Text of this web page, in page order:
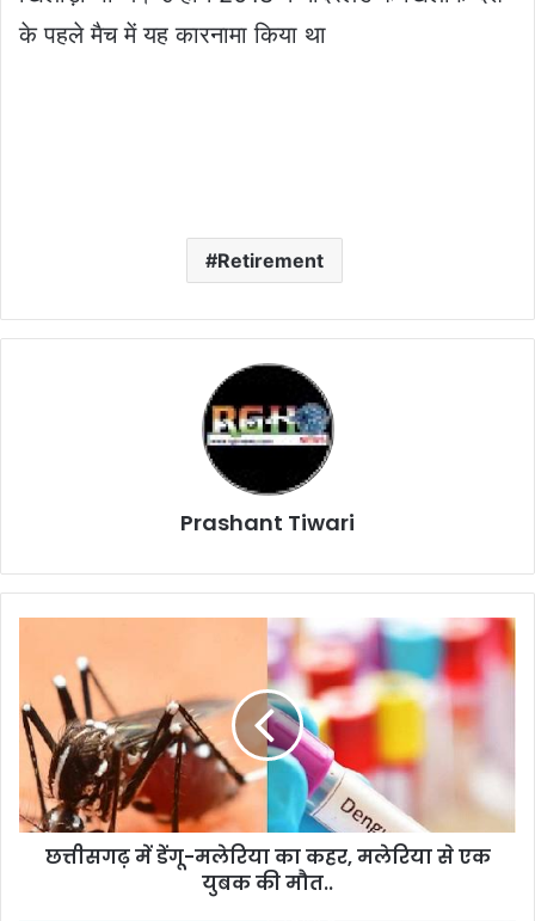
के पहले मैच में यह कारनामा किया था
Retirement
Prashant Tiwari
मलेरिया
का
कहर,
मलेरिया
से
एक
छत्तीसगढ़ में डेंगू-मलेरिया का कहर, मलेरिया से एक
युबक की मौत..